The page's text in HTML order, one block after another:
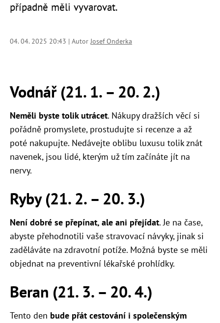
případně měli vyvarovat.
04. 04. 2025 20:43 | AutorJosef Onderka
Vodnář (21. 1. – 20. 2.)
Neměli byste tolik utrácet. Nákupy dražších věcí si
pořádně promyslete, prostudujte si recenze a až
poté nakupujte. Nedávejte oblibu luxusu tolik znát
navenek, jsou lidé, kterým už tím začínáte jít na
nervy.
Ryby (21. 2. – 20. 3.)
Není dobré se přepínat, ale ani přejídat. Je na čase,
abyste přehodnotili vaše stravovací návyky, jinak si
zaděláváte na zdravotní potíže. Možná byste se měli
objednat na preventivní lékařské prohlídky.
Beran (21. 3. – 20. 4.)
Tento den bude přát cestování i společenským